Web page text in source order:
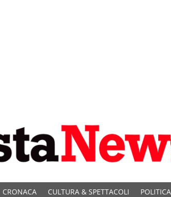
CRONACA CULTURA & SPETTACOLI